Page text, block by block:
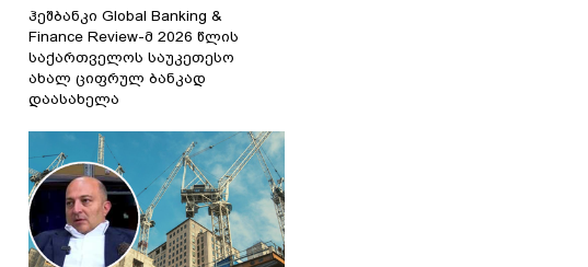
ჰეშბანკი Global Banking &
Finance Review-მ 2026 წლის
საქართველოს საუკეთესო
ახალ ციფრულ ბანკად
დაასახელა